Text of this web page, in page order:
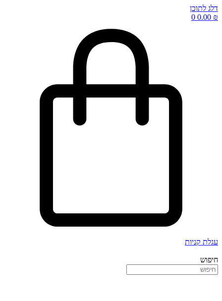
דלג לתוכן
0.00 ₪
0
עגלת קניות
חיפוש